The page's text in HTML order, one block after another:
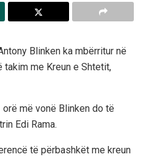
Blinken ka mbërritur në
me Kreun e Shtetit,
më vonë Blinken do të
Edi Rama.
të përbashkët me kreun